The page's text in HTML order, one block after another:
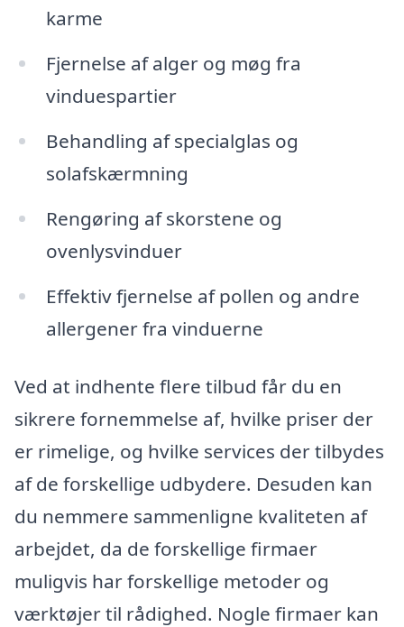
karme
Fjernelse af alger og møg fra
vinduespartier
Behandling af specialglas og
solafskærmning
Rengøring af skorstene og
ovenlysvinduer
Effektiv fjernelse af pollen og andre
allergener fra vinduerne
Ved at indhente flere tilbud får du en
sikrere fornemmelse af, hvilke priser der
er rimelige, og hvilke services der tilbydes
af de forskellige udbydere. Desuden kan
du nemmere sammenligne kvaliteten af
arbejdet, da de forskellige firmaer
muligvis har forskellige metoder og
værktøjer til rådighed. Nogle firmaer kan